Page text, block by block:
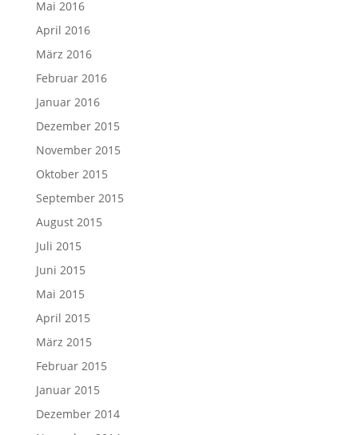
Mai 2016
April 2016
März 2016
Februar 2016
Januar 2016
Dezember 2015
November 2015
Oktober 2015
September 2015
August 2015
Juli 2015
Juni 2015
Mai 2015
April 2015
März 2015
Februar 2015
Januar 2015
Dezember 2014